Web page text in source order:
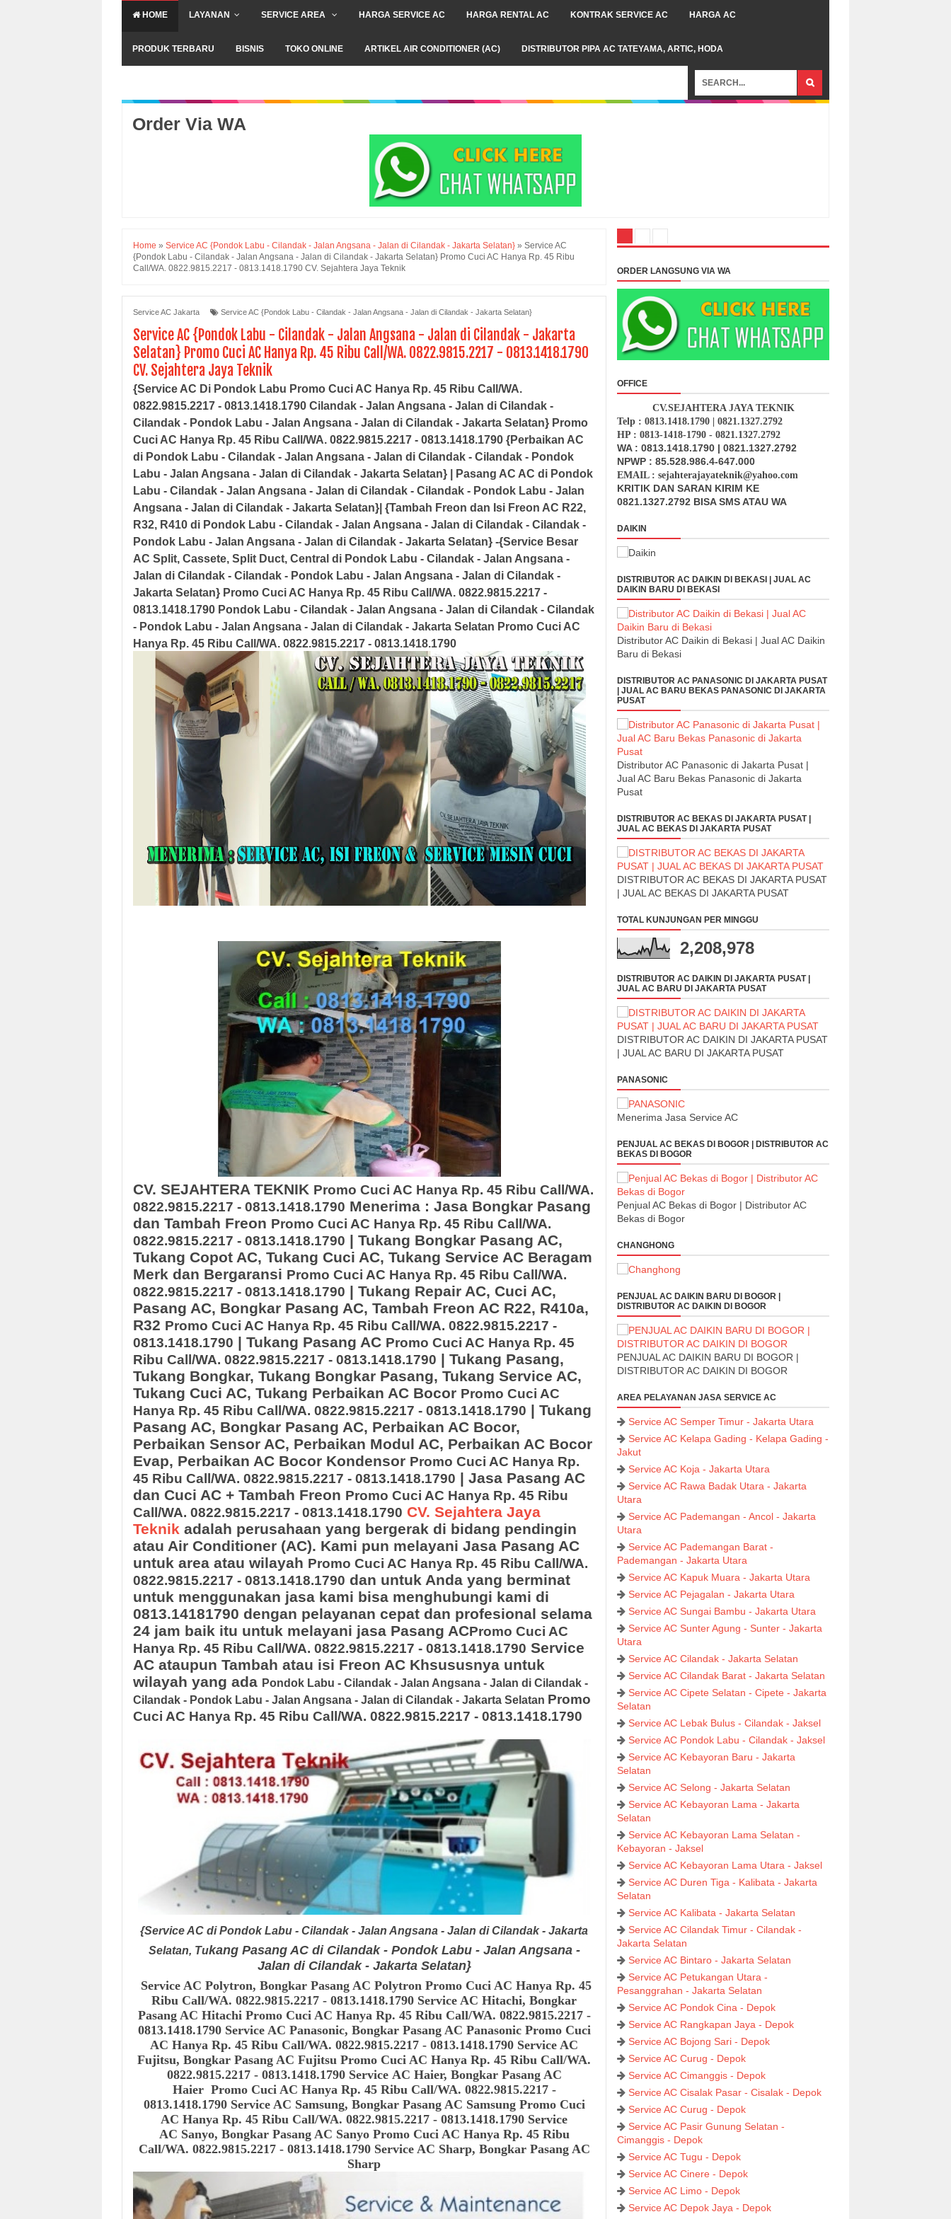
HOME LAYANAN SERVICE AREA HARGA SERVICE AC HARGA RENTAL AC KONTRAK SERVICE AC HARGA AC
PRODUK TERBARU BISNIS TOKO ONLINE ARTIKEL AIR CONDITIONER (AC) DISTRIBUTOR PIPA AC TATEYAMA, ARTIC, HODA
Order Via WA
Home » Service AC {Pondok Labu - Cilandak - Jalan Angsana - Jalan di Cilandak - Jakarta Selatan} » Service AC
{Pondok Labu - Cilandak - Jalan Angsana - Jalan di Cilandak - Jakarta Selatan} Promo Cuci AC Hanya Rp. 45 Ribu
Call/WA. 0822.9815.2217 - 0813.1418.1790 CV. Sejahtera Jaya Teknik
Service AC Jakarta Service AC {Pondok Labu - Cilandak - Jalan Angsana - Jalan di Cilandak - Jakarta Selatan}
Service AC {Pondok Labu - Cilandak - Jalan Angsana - Jalan di Cilandak - Jakarta
Selatan} Promo Cuci AC Hanya Rp. 45 Ribu Call/WA. 0822.9815.2217 - 0813.1418.1790
CV. Sejahtera Jaya Teknik
{Service AC Di Pondok Labu Promo Cuci AC Hanya Rp. 45 Ribu Call/WA.
0822.9815.2217 - 0813.1418.1790 Cilandak - Jalan Angsana - Jalan di Cilandak -
Cilandak - Pondok Labu - Jalan Angsana - Jalan di Cilandak - Jakarta Selatan} Promo
Cuci AC Hanya Rp. 45 Ribu Call/WA. 0822.9815.2217 - 0813.1418.1790 {Perbaikan AC
di Pondok Labu - Cilandak - Jalan Angsana - Jalan di Cilandak - Cilandak - Pondok
Labu - Jalan Angsana - Jalan di Cilandak - Jakarta Selatan} | Pasang AC AC di Pondok
Labu - Cilandak - Jalan Angsana - Jalan di Cilandak - Cilandak - Pondok Labu - Jalan
Angsana - Jalan di Cilandak - Jakarta Selatan}| {Tambah Freon dan Isi Freon AC R22,
R32, R410 di Pondok Labu - Cilandak - Jalan Angsana - Jalan di Cilandak - Cilandak -
Pondok Labu - Jalan Angsana - Jalan di Cilandak - Jakarta Selatan} -{Service Besar
AC Split, Cassete, Split Duct, Central di Pondok Labu - Cilandak - Jalan Angsana -
Jalan di Cilandak - Cilandak - Pondok Labu - Jalan Angsana - Jalan di Cilandak -
Jakarta Selatan} Promo Cuci AC Hanya Rp. 45 Ribu Call/WA. 0822.9815.2217 -
0813.1418.1790 Pondok Labu - Cilandak - Jalan Angsana - Jalan di Cilandak - Cilandak
- Pondok Labu - Jalan Angsana - Jalan di Cilandak - Jakarta Selatan Promo Cuci AC
Hanya Rp. 45 Ribu Call/WA. 0822.9815.2217 - 0813.1418.1790
CV. SEJAHTERA TEKNIK Promo Cuci AC Hanya Rp. 45 Ribu Call/WA.
0822.9815.2217 - 0813.1418.1790 Menerima : Jasa Bongkar Pasang
dan Tambah Freon Promo Cuci AC Hanya Rp. 45 Ribu Call/WA.
0822.9815.2217 - 0813.1418.1790 | Tukang Bongkar Pasang AC,
Tukang Copot AC, Tukang Cuci AC, Tukang Service AC Beragam
Merk dan Bergaransi Promo Cuci AC Hanya Rp. 45 Ribu Call/WA.
0822.9815.2217 - 0813.1418.1790 | Tukang Repair AC, Cuci AC,
Pasang AC, Bongkar Pasang AC, Tambah Freon AC R22, R410a,
R32 Promo Cuci AC Hanya Rp. 45 Ribu Call/WA. 0822.9815.2217 -
0813.1418.1790 | Tukang Pasang AC Promo Cuci AC Hanya Rp. 45
Ribu Call/WA. 0822.9815.2217 - 0813.1418.1790 | Tukang Pasang,
Tukang Bongkar, Tukang Bongkar Pasang, Tukang Service AC,
Tukang Cuci AC, Tukang Perbaikan AC Bocor Promo Cuci AC
Hanya Rp. 45 Ribu Call/WA. 0822.9815.2217 - 0813.1418.1790 | Tukang
Pasang AC, Bongkar Pasang AC, Perbaikan AC Bocor,
Perbaikan Sensor AC, Perbaikan Modul AC, Perbaikan AC Bocor
Evap, Perbaikan AC Bocor Kondensor Promo Cuci AC Hanya Rp.
45 Ribu Call/WA. 0822.9815.2217 - 0813.1418.1790 | Jasa Pasang AC
dan Cuci AC + Tambah Freon Promo Cuci AC Hanya Rp. 45 Ribu
Call/WA. 0822.9815.2217 - 0813.1418.1790 CV. Sejahtera Jaya
Teknik adalah perusahaan yang bergerak di bidang pendingin
atau Air Conditioner (AC). Kami pun melayani Jasa Pasang AC
untuk area atau wilayah Promo Cuci AC Hanya Rp. 45 Ribu Call/WA.
0822.9815.2217 - 0813.1418.1790 dan untuk Anda yang berminat
untuk menggunakan jasa kami bisa menghubungi kami di
0813.14181790 dengan pelayanan cepat dan profesional selama
24 jam baik itu untuk melayani jasa Pasang ACPromo Cuci AC
Hanya Rp. 45 Ribu Call/WA. 0822.9815.2217 - 0813.1418.1790 Service
AC ataupun Tambah atau isi Freon AC Khsususnya untuk
wilayah yang ada Pondok Labu - Cilandak - Jalan Angsana - Jalan di Cilandak -
Cilandak - Pondok Labu - Jalan Angsana - Jalan di Cilandak - Jakarta Selatan Promo
Cuci AC Hanya Rp. 45 Ribu Call/WA. 0822.9815.2217 - 0813.1418.1790
{Service AC di Pondok Labu - Cilandak - Jalan Angsana - Jalan di Cilandak - Jakarta
Selatan, Tukang Pasang AC di Cilandak - Pondok Labu - Jalan Angsana -
Jalan di Cilandak - Jakarta Selatan}
Service AC Polytron, Bongkar Pasang AC Polytron Promo Cuci AC Hanya Rp. 45
Ribu Call/WA. 0822.9815.2217 - 0813.1418.1790 Service AC Hitachi, Bongkar
Pasang AC Hitachi Promo Cuci AC Hanya Rp. 45 Ribu Call/WA. 0822.9815.2217 -
0813.1418.1790 Service AC Panasonic, Bongkar Pasang AC Panasonic Promo Cuci
AC Hanya Rp. 45 Ribu Call/WA. 0822.9815.2217 - 0813.1418.1790 Service AC
Fujitsu, Bongkar Pasang AC Fujitsu Promo Cuci AC Hanya Rp. 45 Ribu Call/WA.
0822.9815.2217 - 0813.1418.1790 Service AC Haier, Bongkar Pasang AC
Haier Promo Cuci AC Hanya Rp. 45 Ribu Call/WA. 0822.9815.2217 -
0813.1418.1790 Service AC Samsung, Bongkar Pasang AC Samsung Promo Cuci
AC Hanya Rp. 45 Ribu Call/WA. 0822.9815.2217 - 0813.1418.1790 Service
AC Sanyo, Bongkar Pasang AC Sanyo Promo Cuci AC Hanya Rp. 45 Ribu
Call/WA. 0822.9815.2217 - 0813.1418.1790 Service AC Sharp, Bongkar Pasang AC
Sharp
ORDER LANGSUNG VIA WA
OFFICE
CV.SEJAHTERA JAYA TEKNIK
Telp : 0813.1418.1790 | 0821.1327.2792
HP : 0813-1418-1790 - 0821.1327.2792
WA : 0813.1418.1790 | 0821.1327.2792
NPWP : 85.528.986.4-647.000
EMAIL : sejahterajayateknik@yahoo.com
KRITIK DAN SARAN KIRIM KE
0821.1327.2792 BISA SMS ATAU WA
DAIKIN
DISTRIBUTOR AC DAIKIN DI BEKASI | JUAL AC
DAIKIN BARU DI BEKASI
Distributor AC Daikin di Bekasi | Jual AC Daikin
Baru di Bekasi
DISTRIBUTOR AC PANASONIC DI JAKARTA PUSAT
| JUAL AC BARU BEKAS PANASONIC DI JAKARTA
PUSAT
Distributor AC Panasonic di Jakarta Pusat |
Jual AC Baru Bekas Panasonic di Jakarta
Pusat
DISTRIBUTOR AC BEKAS DI JAKARTA PUSAT |
JUAL AC BEKAS DI JAKARTA PUSAT
DISTRIBUTOR AC BEKAS DI JAKARTA PUSAT
| JUAL AC BEKAS DI JAKARTA PUSAT
TOTAL KUNJUNGAN PER MINGGU
2,208,978
DISTRIBUTOR AC DAIKIN DI JAKARTA PUSAT |
JUAL AC BARU DI JAKARTA PUSAT
DISTRIBUTOR AC DAIKIN DI JAKARTA PUSAT
| JUAL AC BARU DI JAKARTA PUSAT
PANASONIC
Menerima Jasa Service AC
PENJUAL AC BEKAS DI BOGOR | DISTRIBUTOR AC
BEKAS DI BOGOR
Penjual AC Bekas di Bogor | Distributor AC
Bekas di Bogor
CHANGHONG
PENJUAL AC DAIKIN BARU DI BOGOR |
DISTRIBUTOR AC DAIKIN DI BOGOR
PENJUAL AC DAIKIN BARU DI BOGOR |
DISTRIBUTOR AC DAIKIN DI BOGOR
AREA PELAYANAN JASA SERVICE AC
Service AC Semper Timur - Jakarta Utara
Service AC Kelapa Gading - Kelapa Gading -
Jakut
Service AC Koja - Jakarta Utara
Service AC Rawa Badak Utara - Jakarta
Utara
Service AC Pademangan - Ancol - Jakarta
Utara
Service AC Pademangan Barat -
Pademangan - Jakarta Utara
Service AC Kapuk Muara - Jakarta Utara
Service AC Pejagalan - Jakarta Utara
Service AC Sungai Bambu - Jakarta Utara
Service AC Sunter Agung - Sunter - Jakarta
Utara
Service AC Cilandak - Jakarta Selatan
Service AC Cilandak Barat - Jakarta Selatan
Service AC Cipete Selatan - Cipete - Jakarta
Selatan
Service AC Lebak Bulus - Cilandak - Jaksel
Service AC Pondok Labu - Cilandak - Jaksel
Service AC Kebayoran Baru - Jakarta
Selatan
Service AC Selong - Jakarta Selatan
Service AC Kebayoran Lama - Jakarta
Selatan
Service AC Kebayoran Lama Selatan -
Kebayoran - Jaksel
Service AC Kebayoran Lama Utara - Jaksel
Service AC Duren Tiga - Kalibata - Jakarta
Selatan
Service AC Kalibata - Jakarta Selatan
Service AC Cilandak Timur - Cilandak -
Jakarta Selatan
Service AC Bintaro - Jakarta Selatan
Service AC Petukangan Utara -
Pesanggrahan - Jakarta Selatan
Service AC Pondok Cina - Depok
Service AC Rangkapan Jaya - Depok
Service AC Bojong Sari - Depok
Service AC Curug - Depok
Service AC Cimanggis - Depok
Service AC Cisalak Pasar - Cisalak - Depok
Service AC Curug - Depok
Service AC Pasir Gunung Selatan -
Cimanggis - Depok
Service AC Tugu - Depok
Service AC Cinere - Depok
Service AC Limo - Depok
Service AC Depok Jaya - Depok